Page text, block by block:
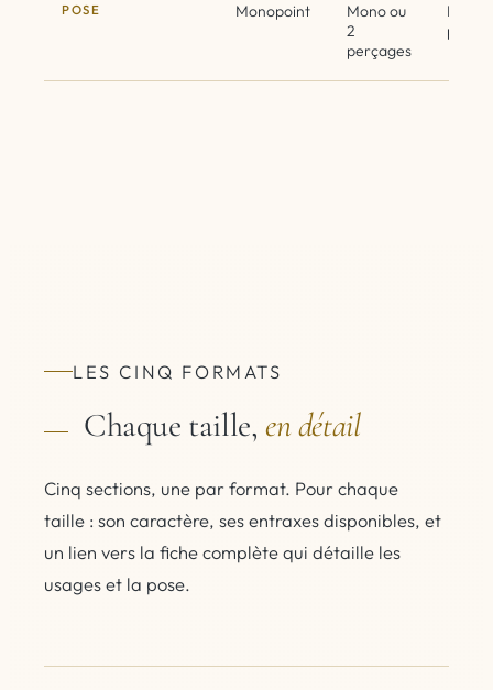
POSE Monopoint
Mono ou
2
perçages
Mono
LES CINQ FORMATS
Chaque taille, en détail
Cinq sections, une par format. Pour chaque
taille : son caractère, ses entraxes disponibles, et
un lien vers la fiche complète qui détaille les
usages et la pose.